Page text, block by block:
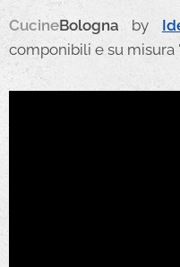
CucineBologna by
componibili e su misura